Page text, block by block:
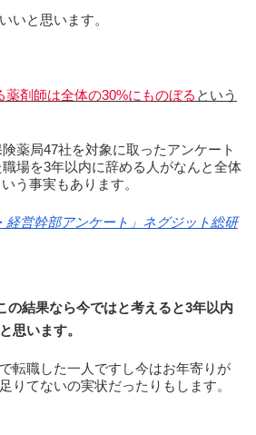
いと思います。
剤師は全体の30%にものぼる という
薬局47社を対象に取ったアンケート
場を3年以内に辞める人がなんと全体
う事実もあります。
経営幹部アンケート」ネグジット総研
の結果なら今ではと考えると3年以内
思います。
転職した一人ですし今はお年寄りが
りてないの実状だったりもします。